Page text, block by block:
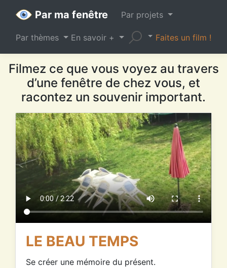
Par ma fenêtre Par projets
Par thèmes En savoir + Faites un film !
Filmez ce que vous voyez au travers
d’une fenêtre de chez vous, et
racontez un souvenir important.
LE BEAU TEMPS
Se créer une mémoire du présent.